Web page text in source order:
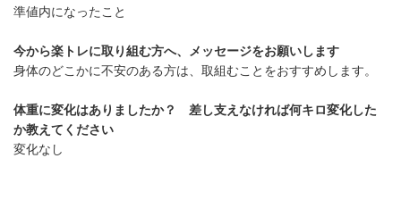
準値内になったこと
今から楽トレに取り組む方へ、メッセージをお願いします
身体のどこかに不安のある方は、取組むことをおすすめします。
体重に変化はありましたか？ 差し支えなければ何キロ変化した
か教えてください
変化なし